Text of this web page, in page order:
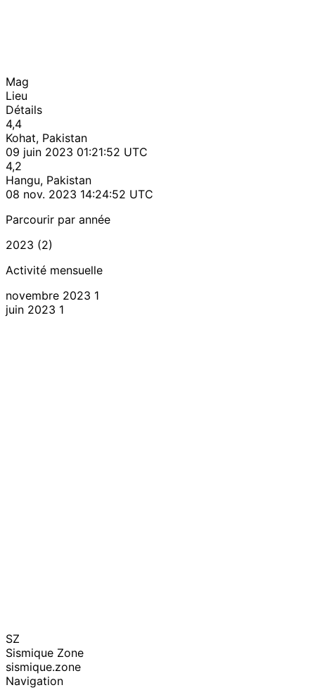
Mag
Lieu
Détails
4,4
Kohat, Pakistan
09 juin 2023 01:21:52 UTC
4,2
Hangu, Pakistan
08 nov. 2023 14:24:52 UTC
Parcourir par année
2023 (2)
Activité mensuelle
novembre 2023 1
juin 2023 1
SZ
Sismique Zone
sismique.zone
Navigation